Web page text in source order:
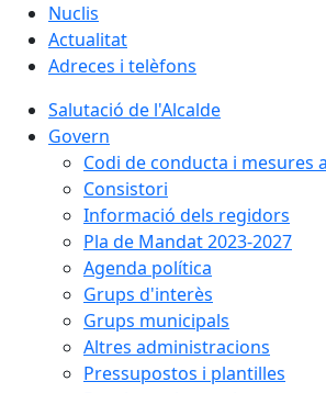
Nuclis
Actualitat
Adreces i telèfons
Salutació de l'Alcalde
Govern
Codi de conducta i mesures
Consistori
Informació dels regidors
Pla de Mandat 2023-2027
Agenda política
Grups d'interès
Grups municipals
Altres administracions
Pressupostos i plantilles